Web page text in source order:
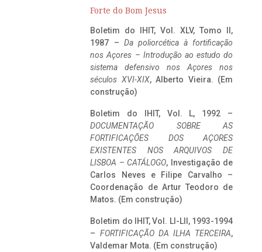
Forte do Bom Jesus
Boletim do IHIT, Vol. XLV, Tomo II,
1987 – Da poliorcética à fortificação
nos Açores – Introdução ao estudo do
sistema defensivo nos Açores nos
séculos XVI-XIX, Alberto Vieira. (Em
construção)
Boletim do IHIT, Vol. L, 1992 –
DOCUMENTAÇÃO SOBRE AS
FORTIFICAÇÕES DOS AÇORES
EXISTENTES NOS ARQUIVOS DE
LISBOA – CATÁLOGO, Investigação de
Carlos Neves e Filipe Carvalho –
Coordenação de Artur Teodoro de
Matos. (Em construção)
Boletim do IHIT, Vol. LI-LII, 1993-1994
– FORTIFICAÇÃO DA ILHA TERCEIRA,
Valdemar Mota. (Em construção)